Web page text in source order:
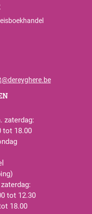
zaterdag:
tot 18.00
tot 12.30
18.00